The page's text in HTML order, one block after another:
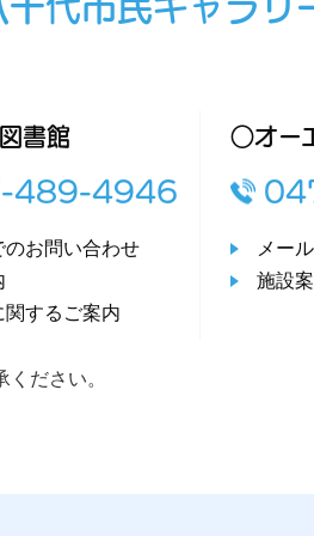
代市民ギャラリ
書館
489-4946
のお問い合わせ
関するご案内
○オー
メー
施設
ださい。